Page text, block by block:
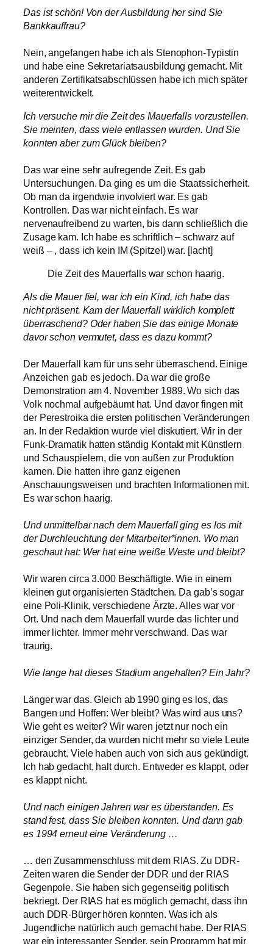
Das ist schön! Von der Ausbildung her sind Sie
Bankkauffrau?
Nein, angefangen habe ich als Stenophon-Typistin
und habe eine Sekretariatsausbildung gemacht. Mit
anderen Zertifikatsabschlüssen habe ich mich später
weiterentwickelt.
Ich versuche mir die Zeit des Mauerfalls vorzustellen.
Sie meinten, dass viele entlassen wurden. Und Sie
konnten aber zum Glück bleiben?
Das war eine sehr aufregende Zeit. Es gab
Untersuchungen. Da ging es um die Staatssicherheit.
Ob man da irgendwie involviert war. Es gab
Kontrollen. Das war nicht einfach. Es war
nervenaufreibend zu warten, bis dann schließlich die
Zusage kam. Ich habe es schriftlich – schwarz auf
weiß – , dass ich kein IM (Spitzel) war. [lacht]
Die Zeit des Mauerfalls war schon haarig.
Als die Mauer fiel, war ich ein Kind, ich habe das
nicht präsent. Kam der Mauerfall wirklich komplett
überraschend? Oder haben Sie das einige Monate
davor schon vermutet, dass es dazu kommt?
Der Mauerfall kam für uns sehr überraschend. Einige
Anzeichen gab es jedoch. Da war die große
Demonstration am 4. November 1989. Wo sich das
Volk nochmal aufgebäumt hat. Und davor fingen mit
der Perestroika die ersten politischen Veränderungen
an. In der Redaktion wurde viel diskutiert. Wir in der
Funk-Dramatik hatten ständig Kontakt mit Künstlern
und Schauspielern, die von außen zur Produktion
kamen. Die hatten ihre ganz eigenen
Anschauungsweisen und brachten Informationen mit.
Es war schon haarig.
Und unmittelbar nach dem Mauerfall ging es los mit
der Durchleuchtung der Mitarbeiter*innen. Wo man
geschaut hat: Wer hat eine weiße Weste und bleibt?
Wir waren circa 3.000 Beschäftigte. Wie in einem
kleinen gut organisierten Städtchen. Da gab’s sogar
eine Poli-Klinik, verschiedene Ärzte. Alles war vor
Ort. Und nach dem Mauerfall wurde das lichter und
immer lichter. Immer mehr verschwand. Das war
traurig.
Wie lange hat dieses Stadium angehalten? Ein Jahr?
Länger war das. Gleich ab 1990 ging es los, das
Bangen und Hoffen: Wer bleibt? Was wird aus uns?
Wie geht es weiter? Wir waren jetzt nur noch ein
einziger Sender, da wurden nicht mehr so viele Leute
gebraucht. Viele haben auch von sich aus gekündigt.
Ich hab gedacht, halt durch. Entweder es klappt, oder
es klappt nicht.
Und nach einigen Jahren war es überstanden. Es
stand fest, dass Sie bleiben konnten. Und dann gab
es 1994 erneut eine Veränderung …
… den Zusammenschluss mit dem RIAS. Zu DDR-
Zeiten waren die Sender der DDR und der RIAS
Gegenpole. Sie haben sich gegenseitig politisch
bekriegt. Der RIAS hat es möglich gemacht, dass ihn
auch DDR-Bürger hören konnten. Was ich als
Jugendliche natürlich auch gemacht habe. Der RIAS
war ein interessanter Sender, sein Programm hat mir